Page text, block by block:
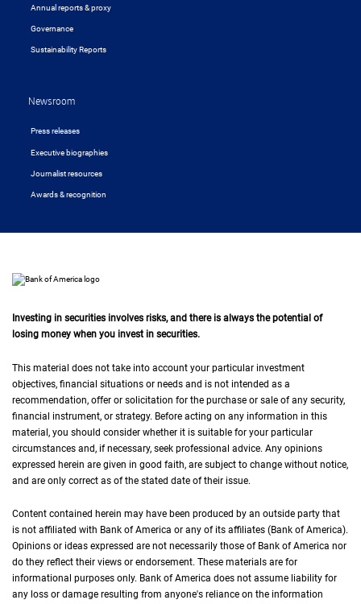
Annual reports & proxy
Governance
Sustainability Reports
Newsroom
Press releases
Executive biographies
Journalist resources
Awards & recognition
Investing in securities involves risks, and there is always the potential of
losing money when you invest in securities.
This material does not take into account your particular investment
objectives, financial situations or needs and is not intended as a
recommendation, offer or solicitation for the purchase or sale of any security,
financial instrument, or strategy. Before acting on any information in this
material, you should consider whether it is suitable for your particular
circumstances and, if necessary, seek professional advice. Any opinions
expressed herein are given in good faith, are subject to change without notice,
and are only correct as of the stated date of their issue.
Content contained herein may have been produced by an outside party that
is not affiliated with Bank of America or any of its affiliates (Bank of America).
Opinions or ideas expressed are not necessarily those of Bank of America nor
do they reflect their views or endorsement. These materials are for
informational purposes only. Bank of America does not assume liability for
any loss or damage resulting from anyone's reliance on the information